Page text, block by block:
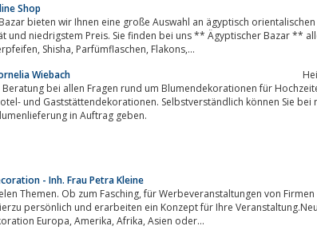
Shop
bieten wir Ihnen eine große Auswahl an ägyptisch
uns ** Ägyptischer Bazar ** alles rund um den
Orient und des Alten Ägyptens,Wasserpfeifen, Shisha, Parfümflaschen, Flakons,...
Wiebach
bei allen Fragen rund um Blumendekorationen für
in Auftrag geben.
- Inh. Frau Petra Kleine
für Werbeveranstaltungen von Firmen oder auch für Ihr
persönlich und erarbeiten ein Konzept für Ihre
Veranstaltungsräume mit Themendekoration Europa, Amerika, Afrika, Asien oder...